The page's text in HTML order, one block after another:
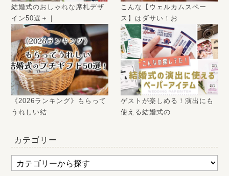
結婚式のおしゃれな席札デザ
イン50選＋｜
こんな【ウェルカムスペー
ス】はダサい！お
《2026ランキング》もらって
うれしい結
ゲストが楽しめる！演出にも
使える結婚式の
カテゴリー